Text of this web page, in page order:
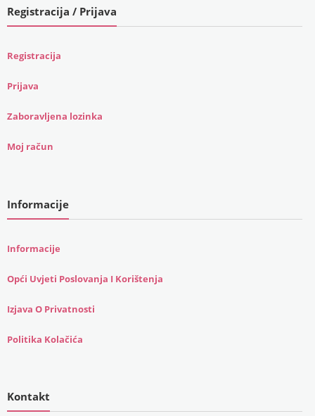
Registracija / Prijava
Registracija
Prijava
Zaboravljena lozinka
Moj račun
Informacije
Informacije
Opći Uvjeti Poslovanja I Korištenja
Izjava O Privatnosti
Politika Kolačića
Kontakt